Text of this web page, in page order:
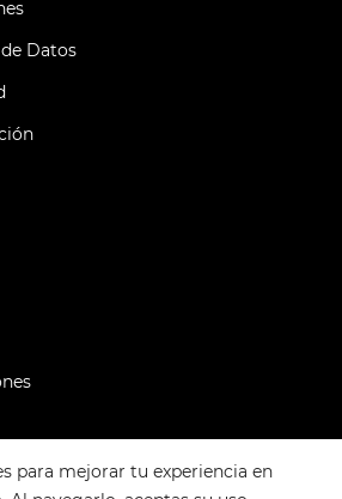
Datos
Garantía Dinamic
para mejorar tu experiencia en